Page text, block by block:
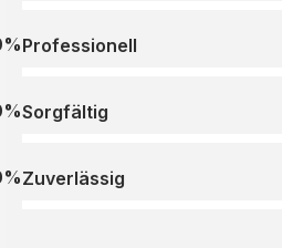
Professionell
Sorgfältig
Zuverlässig